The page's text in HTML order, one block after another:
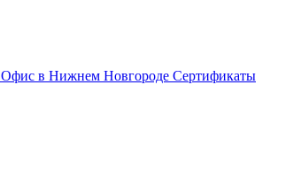
Офис в Нижнем Новгороде Сертификаты